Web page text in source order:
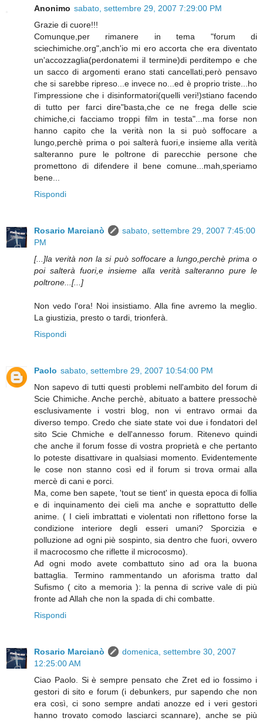
Anonimo sabato, settembre 29, 2007 7:29:00 PM
Grazie di cuore!!!
Comunque,per rimanere in tema "forum di
sciechimiche.org",anch'io mi ero accorta che era diventato
un'accozzaglia(perdonatemi il termine)di perditempo e che
un sacco di argomenti erano stati cancellati,però pensavo
che si sarebbe ripreso...e invece no...ed è proprio triste...ho
l'impressione che i disinformatori(quelli veri!)stiano facendo
di tutto per farci dire"basta,che ce ne frega delle scie
chimiche,ci facciamo troppi film in testa"...ma forse non
hanno capito che la verità non la si può soffocare a
lungo,perchè prima o poi salterà fuori,e insieme alla verità
salteranno pure le poltrone di parecchie persone che
promettono di difendere il bene comune...mah,speriamo
bene...
Rispondi
Rosario Marcianò
sabato, settembre 29, 2007 7:45:00
PM
[...]la verità non la si può soffocare a lungo,perchè prima o
poi salterà fuori,e insieme alla verità salteranno pure le
poltrone...[...]
Non vedo l'ora! Noi insistiamo. Alla fine avremo la meglio.
La giustizia, presto o tardi, trionferà.
Rispondi
Paolo sabato, settembre 29, 2007 10:54:00 PM
Non sapevo di tutti questi problemi nell'ambito del forum di
Scie Chimiche. Anche perchè, abituato a battere pressochè
esclusivamente i vostri blog, non vi entravo ormai da
diverso tempo. Credo che siate state voi due i fondatori del
sito Scie Chmiche e dell'annesso forum. Ritenevo quindi
che anche il forum fosse di vostra proprietà e che pertanto
lo poteste disattivare in qualsiasi momento. Evidentemente
le cose non stanno così ed il forum si trova ormai alla
mercè di cani e porci.
Ma, come ben sapete, 'tout se tient' in questa epoca di follia
e di inquinamento dei cieli ma anche e soprattutto delle
anime. ( I cieli imbrattati e violentati non riflettono forse la
condizione interiore degli esseri umani? Sporcizia e
polluzione ad ogni piè sospinto, sia dentro che fuori, ovvero
il macrocosmo che riflette il microcosmo).
Ad ogni modo avete combattuto sino ad ora la buona
battaglia. Termino rammentando un aforisma tratto dal
Sufismo ( cito a memoria ): la penna di scrive vale di più
fronte ad Allah che non la spada di chi combatte.
Rispondi
Rosario Marcianò
domenica, settembre 30, 2007
12:25:00 AM
Ciao Paolo. Si è sempre pensato che Zret ed io fossimo i
gestori di sito e forum (i debunkers, pur sapendo che non
era così, ci sono sempre andati anozze ed i veri gestori
hanno trovato comodo lasciarci scannare), anche se più